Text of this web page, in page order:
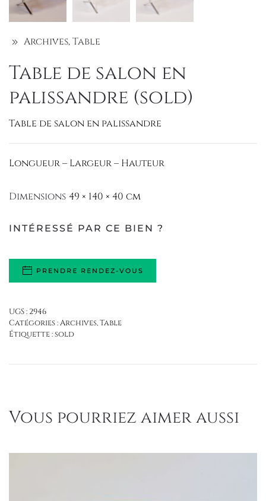
Archives,Table
Table de salon en
palissandre (sold)
Table de salon en palissandre
Longueur – Largeur – Hauteur
Dimensions 49 × 140 × 40 cm
INTÉRESSÉ PAR CE BIEN ?
PRENDRE RENDEZ-VOUS
UGS : 2946
Catégories :Archives,Table
Étiquette :sold
Vous pourriez aimer aussi